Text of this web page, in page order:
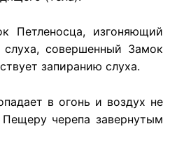
Петленосца, изгоняющий
совершенный Замок
запиранию слуха.
в огонь и воздух не
черепа завернутым